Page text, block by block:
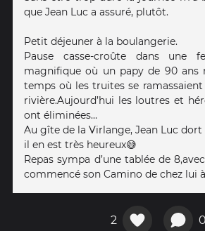
que Jean Luc a assuré, plutôt.
Petit déjeuner à la boulangerie.
Pause casse-croûte dans une
magnifique où un papy de 90 ans
temps où les truites se ramassaient
rivière.Aujourd’hui les loutres et
ont éliminées…
Au gîte de la Virlange, Jean Luc dort
il en est très heureux😅
Repas sympa d’une tablée de
commencé son Camino de chez lui
2 0